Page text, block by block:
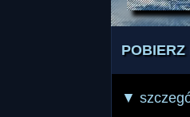
POBIERZ
▼